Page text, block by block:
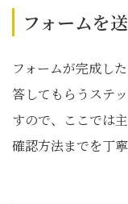
フォームを
フォームが完成し
答してもらうステ
すので、ここでは
確認方法までを丁